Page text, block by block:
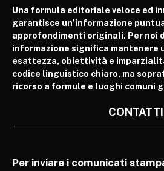
Una formula editoriale veloce ed
garantisce un’informazione
approfondimenti originali. Per noi
informazione significa mantenere
esattezza, obiettività e
codice linguistico chiaro, ma
ricorso a formule e luoghi comuni
CONTATTI
Per inviare i comunicati